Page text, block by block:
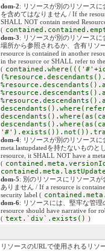
dom-2: リソースが別のリソース
を含めてはなりません / If the
SHALL NOT contain nested
(
dom-3: リソースが別のリソース
場所から参照されるか、含有リソ
resource is contained in another
in the resource or SHALL refer to
(
dom-4: リソースが別のリソースに
meta.lastupdatedを持たないものと
resource, it SHALL NOT have a
(
dom-5: 別のリソースにリソース
ありません / If a resource is
security label (
dom-6: リソースには、堅牢な管理
resource should have narrative for
( text.`div`.exists() )
リソースのURLで使用されるリソ